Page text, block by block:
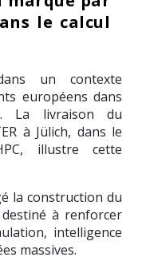
le calcul
un contexte
européens dans
La livraison du
à Jülich, dans le
, illustre cette
la construction du
destiné à renforcer
intelligence
massives.